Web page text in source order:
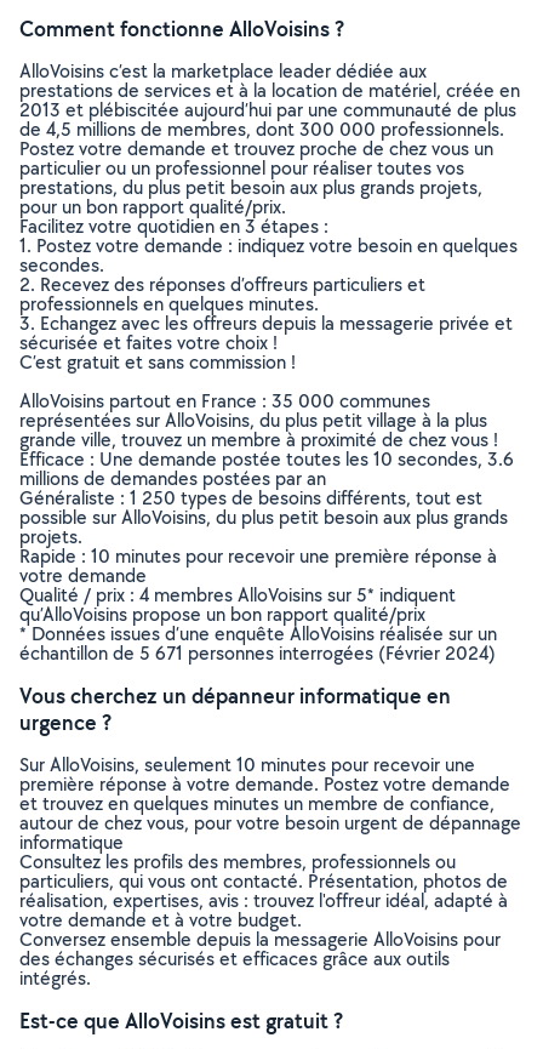
Comment fonctionne AlloVoisins ?
AlloVoisins c’est la marketplace leader dédiée aux
prestations de services et à la location de matériel, créée en
2013 et plébiscitée aujourd’hui par une communauté de plus
de 4,5 millions de membres, dont 300 000 professionnels.
Postez votre demande et trouvez proche de chez vous un
particulier ou un professionnel pour réaliser toutes vos
prestations, du plus petit besoin aux plus grands projets,
pour un bon rapport qualité/prix.
Facilitez votre quotidien en 3 étapes :
1. Postez votre demande : indiquez votre besoin en quelques
secondes.
2. Recevez des réponses d’offreurs particuliers et
professionnels en quelques minutes.
3. Echangez avec les offreurs depuis la messagerie privée et
sécurisée et faites votre choix !
C’est gratuit et sans commission !
AlloVoisins partout en France : 35 000 communes
représentées sur AlloVoisins, du plus petit village à la plus
grande ville, trouvez un membre à proximité de chez vous !
Efficace : Une demande postée toutes les 10 secondes, 3.6
millions de demandes postées par an
Généraliste : 1 250 types de besoins différents, tout est
possible sur AlloVoisins, du plus petit besoin aux plus grands
projets.
Rapide : 10 minutes pour recevoir une première réponse à
votre demande
Qualité / prix : 4 membres AlloVoisins sur 5* indiquent
qu’AlloVoisins propose un bon rapport qualité/prix
* Données issues d’une enquête AlloVoisins réalisée sur un
échantillon de 5 671 personnes interrogées (Février 2024)
Vous cherchez un dépanneur informatique en
urgence ?
Sur AlloVoisins, seulement 10 minutes pour recevoir une
première réponse à votre demande. Postez votre demande
et trouvez en quelques minutes un membre de confiance,
autour de chez vous, pour votre besoin urgent de dépannage
informatique
Consultez les profils des membres, professionnels ou
particuliers, qui vous ont contacté. Présentation, photos de
réalisation, expertises, avis : trouvez l'offreur idéal, adapté à
votre demande et à votre budget.
Conversez ensemble depuis la messagerie AlloVoisins pour
des échanges sécurisés et efficaces grâce aux outils
intégrés.
Est-ce que AlloVoisins est gratuit ?